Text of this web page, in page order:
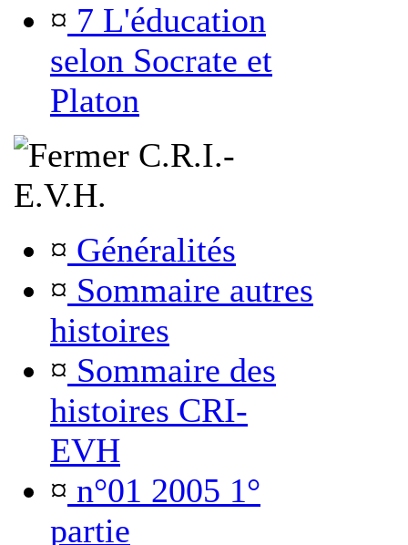
¤ 7 L'éducation
selon Socrate et
Platon
C.R.I.-
E.V.H.
¤ Généralités
¤ Sommaire autres
histoires
¤ Sommaire des
histoires CRI-
EVH
¤ n°01 2005 1°
partie